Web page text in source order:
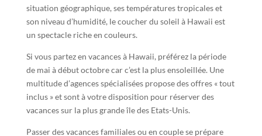
situation géographique, ses températures tropicales et
son niveau d’humidité, le coucher du soleil à Hawaii est
un spectacle riche en couleurs.
Si vous partez en vacances à Hawaii, préférez la période
de mai à début octobre car c’est la plus ensoleillée. Une
multitude d’agences spécialisées propose des offres « tout
inclus » et sont à votre disposition pour réserver des
vacances sur la plus grande île des Etats-Unis.
Passer des vacances familiales ou en couple se prépare